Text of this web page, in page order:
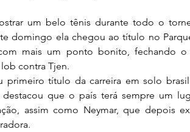
um belo tênis durante todo o
domingo ela chegou ao título no
mais um ponto bonito, fechando
contra Tjen.
primeiro título da carreira em solo
destacou que o país terá sempre um
assim como Neymar, que depois